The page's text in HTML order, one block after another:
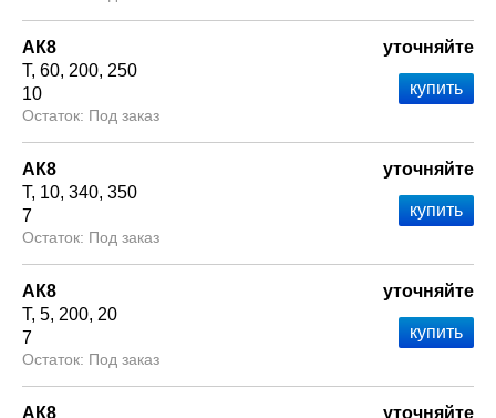
АК8
Т 60 200 250
10
Под заказ
уточняйте
АК8
Т 10 340 350
7
Под заказ
уточняйте
АК8
Т 5 200 20
7
Под заказ
уточняйте
АК8
уточняйте